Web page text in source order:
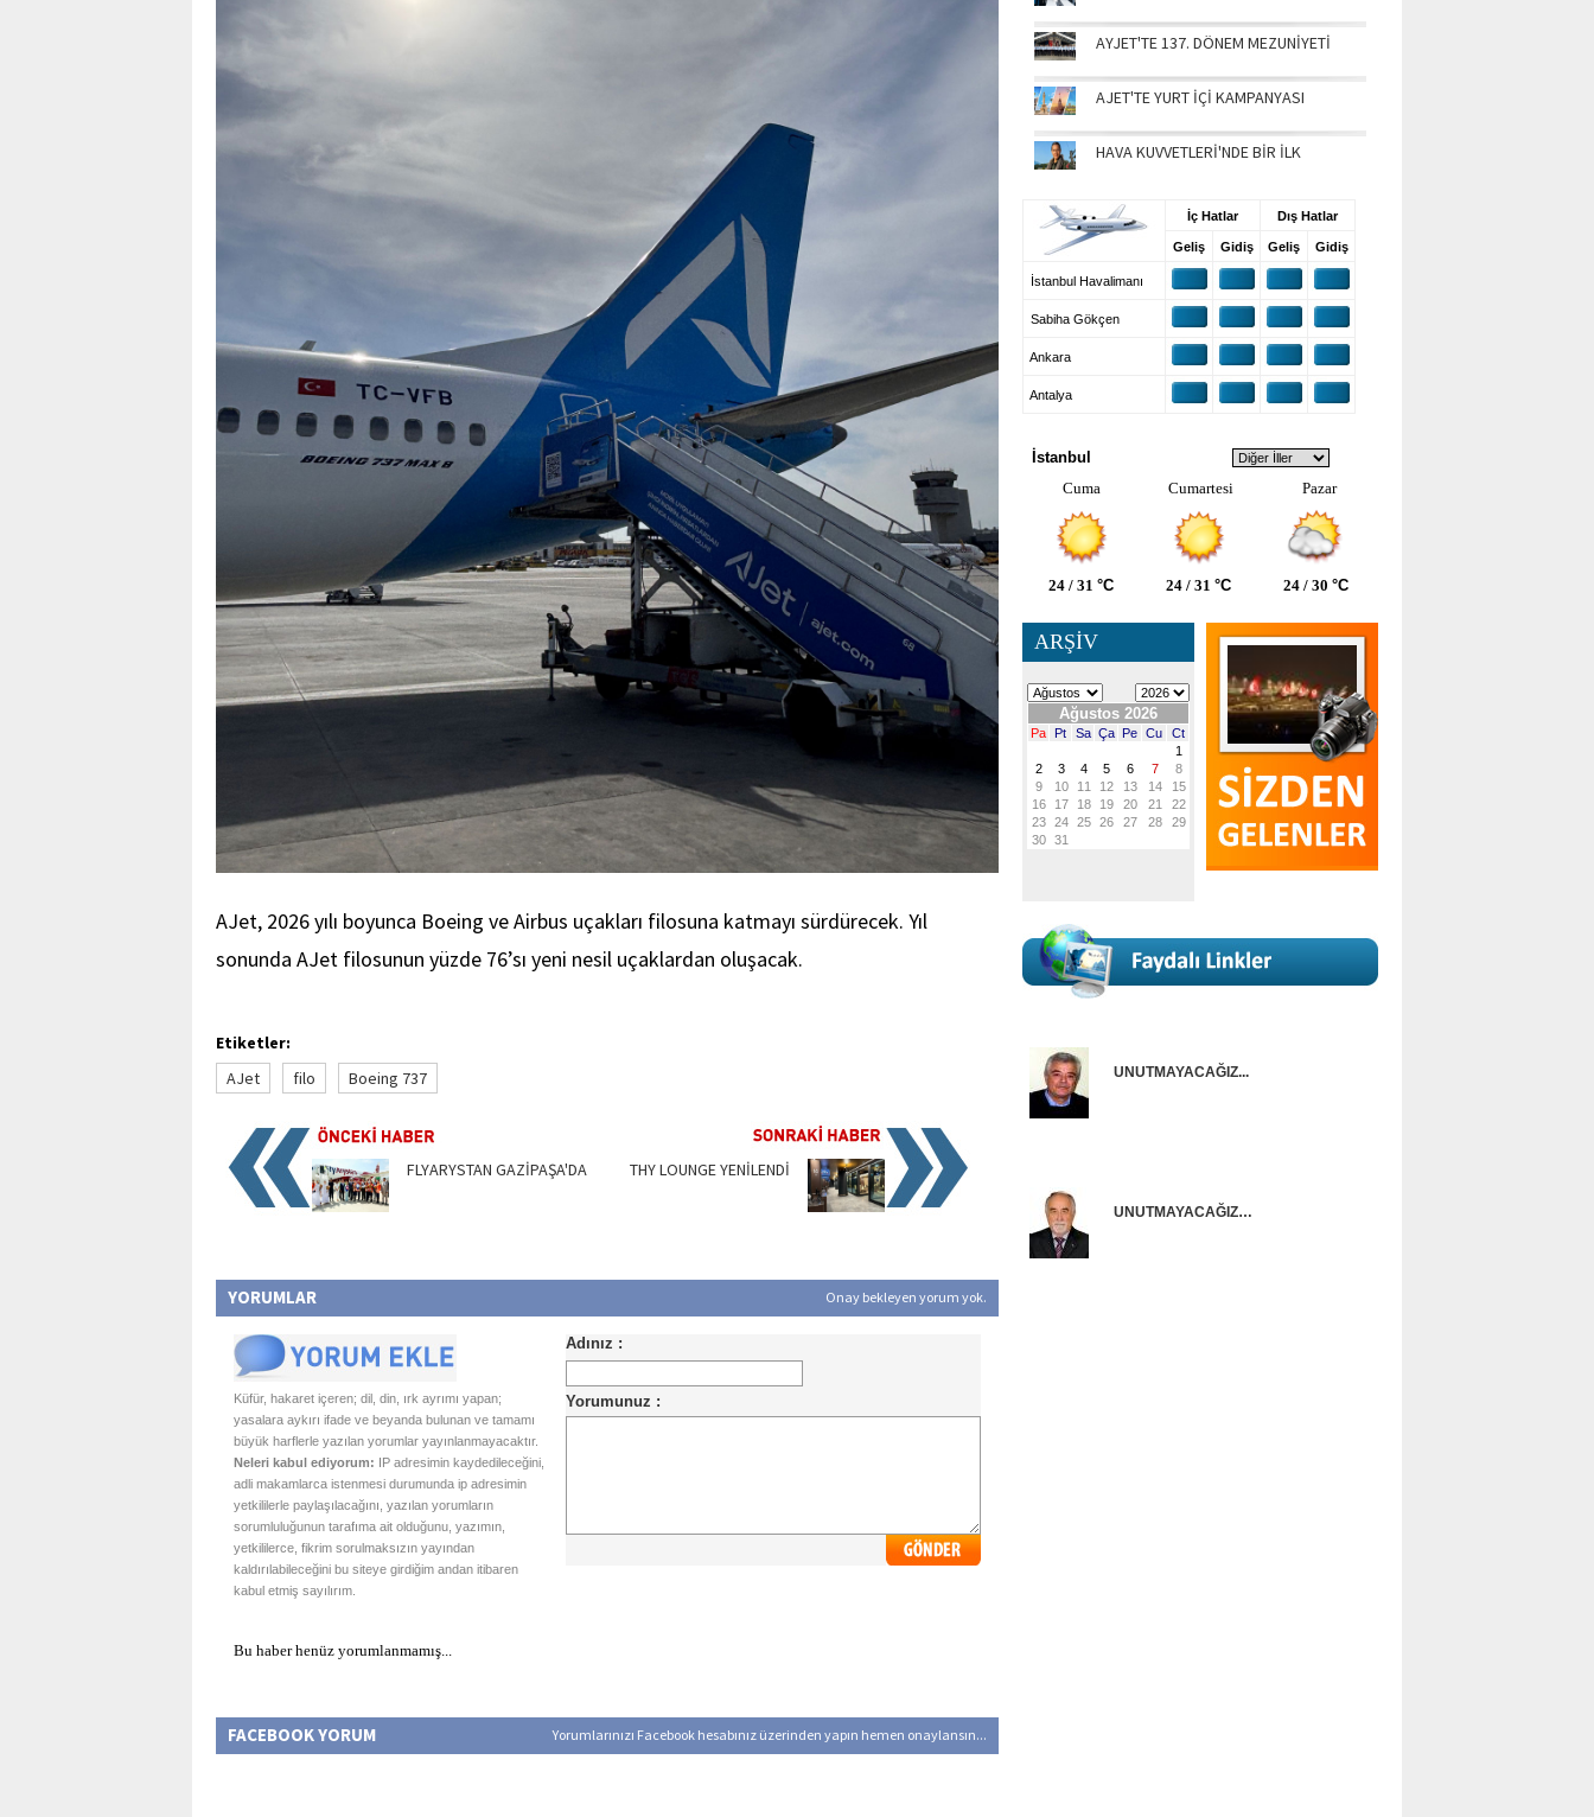
AJet, 2026 yılı boyunca Boeing ve Airbus uçakları filosuna katmayı sürdürecek. Yıl
sonunda AJet filosunun yüzde 76’sı yeni nesil uçaklardan oluşacak.
Etiketler:
AJet
filo Boeing 737
FLYARYSTAN GAZİPAŞA'DA THY LOUNGE YENİLENDİ
YORUMLAR Onay bekleyen yorum yok.
Küfür, hakaret içeren; dil, din, ırk ayrımı yapan;
yasalara aykırı ifade ve beyanda bulunan ve tamamı
büyük harflerle yazılan yorumlar yayınlanmayacaktır.
Neleri kabul ediyorum: IP adresimin kaydedileceğini,
adli makamlarca istenmesi durumunda ip adresimin
yetkililerle paylaşılacağını, yazılan yorumların
sorumluluğunun tarafıma ait olduğunu, yazımın,
yetkililerce, fikrim sorulmaksızın yayından
kaldırılabileceğini bu siteye girdiğim andan itibaren
kabul etmiş sayılırım.
Bu haber henüz yorumlanmamış...
FACEBOOK YORUM Yorumlarınızı Facebook hesabınız üzerinden yapın hemen onaylansın...
AYJET'TE 137. DÖNEM MEZUNİYETİ
AJET'TE YURT İÇİ KAMPANYASI
HAVA KUVVETLERİ'NDE BİR İLK
İç Hatlar Dış Hatlar
Geliş Gidiş Geliş Gidiş
İstanbul Havalimanı
Sabiha Gökçen
Ankara
Antalya
İstanbul
Cuma
Cumartesi Pazar
24 / 31 °C 24 / 31 °C 24 / 30 °C
ARŞİV
UNUTMAYACAĞIZ...
UNUTMAYACAĞIZ…